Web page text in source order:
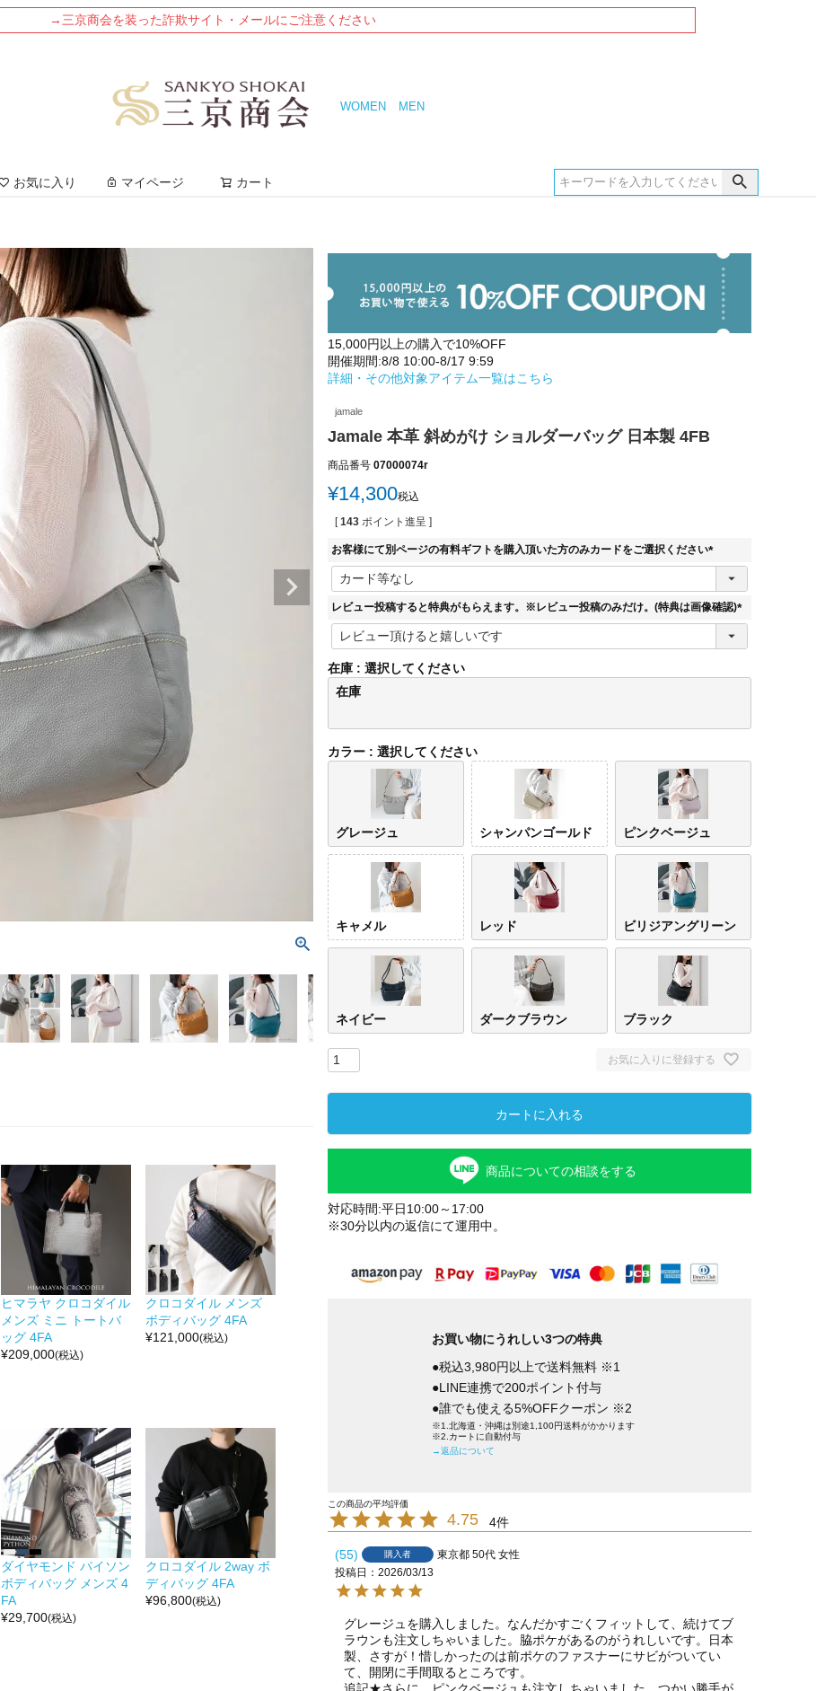
→三京商会を装った詐欺サイト・メールにご注意ください
WOMEN MEN
お気に入り マイページ カート
ヒマラヤ クロコダイル
メンズ ミニ トートバ
ッグ 4FA
¥209,000(税込)
クロコダイル メンズ
ボディバッグ 4FA
¥121,000(税込)
ダイヤモンド パイソン
ボディバッグ メンズ 4
FA
¥29,700(税込)
クロコダイル 2way ボ
ディバッグ 4FA
¥96,800(税込)
15,000円以上の購入で10%OFF
開催期間:8/8 10:00-8/17 9:59
詳細・その他対象アイテム一覧はこちら
jamale
Jamale 本革 斜めがけ ショルダーバッグ 日本製 4FB
商品番号 07000074r
¥14,300税込
[ 143 ポイント進呈 ]
お客様にて別ページの有料ギフトを購入頂いた方のみカードをご選択ください
(
須
レビュー投稿すると特典がもらえます。※レビュー投稿のみだけ。(特典は画像確認)
(
)
在庫
選択してください
在庫
カラー 選択してください
グレージュ シャンパンゴールド ピンクベージュ
キャメル レッド ビリジアングリーン
ネイビー ダークブラウン ブラック
お気に入りに登録する
カートに入れる
商品についての相談をする
対応時間:平日10:00～17:00
※30分以内の返信にて運用中。
お買い物にうれしい3つの特典
●税込3,980円以上で送料無料 ※1
●LINE連携で200ポイント付与
●誰でも使える5%OFFクーポン ※2
※1.北海道・沖縄は別途1,100円送料がかかります
※2.カートに自動付与
→返品について
4.75 4
55 購入者 東京都 50代 女性
投稿日
2026/03/13
グレージュを購入しました。なんだかすごくフィットして、続けてブ
ラウンも注文しちゃいました。脇ポケがあるのがうれしいです。日本
製、さすが！惜しかったのは前ポケのファスナーにサビがついてい
て、開閉に手間取るところです。
追記★さらに、ピンクベージュも注文しちゃいました。つかい勝手が